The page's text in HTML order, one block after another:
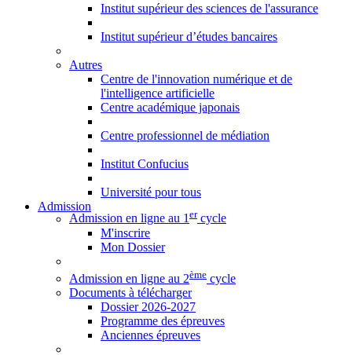
Institut supérieur des sciences de l'assurance
Institut supérieur d’études bancaires
Autres
Centre de l'innovation numérique et de
l'intelligence artificielle
Centre académique japonais
Centre professionnel de médiation
Institut Confucius
Université pour tous
Admission
Admission en ligne au 1ercycle
M'inscrire
Mon Dossier
Admission en ligne au 2ème cycle
Documents à télécharger
Dossier 2026-2027
Programme des épreuves
Anciennes épreuves